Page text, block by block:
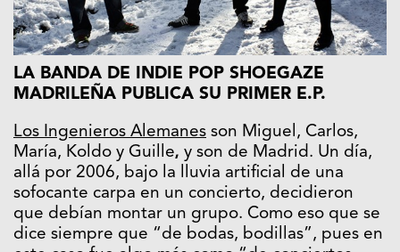
LA BANDA DE INDIE POP SHOEGAZE
MADRILEÑA PUBLICA SU PRIMER E.P.
Los Ingenieros Alemanes son Miguel, Carlos,
María, Koldo y Guille, y son de Madrid. Un día,
allá por 2006, bajo la lluvia artificial de una
sofocante carpa en un concierto, decidieron
que debían montar un grupo. Como eso que se
dice siempre que “de bodas, bodillas”, pues en